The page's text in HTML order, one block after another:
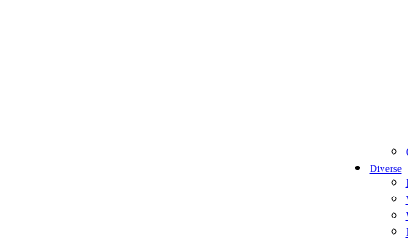
Diverse